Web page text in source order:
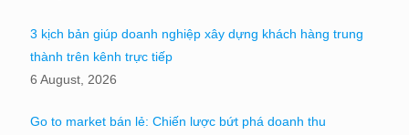
3 kịch bản giúp doanh nghiệp xây dựng khách hàng trung
thành trên kênh trực tiếp
6 August, 2026
Go to market bán lẻ: Chiến lược bứt phá doanh thu